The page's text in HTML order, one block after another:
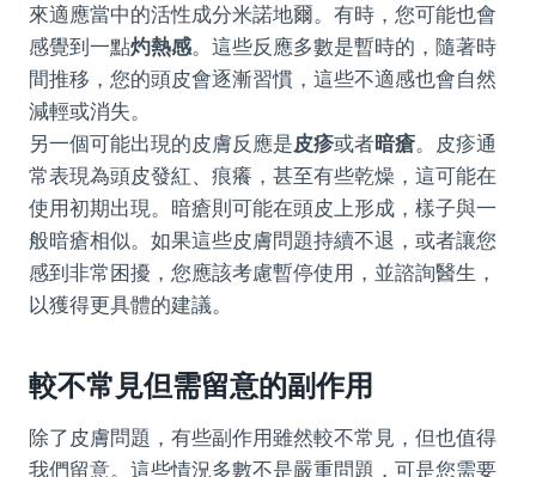
來適應當中的活性成分米諾地爾。有時，您可能也會
感覺到一點灼熱感。這些反應多數是暫時的，隨著時
間推移，您的頭皮會逐漸習慣，這些不適感也會自然
減輕或消失。
另一個可能出現的皮膚反應是皮疹或者暗瘡。皮疹通
常表現為頭皮發紅、痕癢，甚至有些乾燥，這可能在
使用初期出現。暗瘡則可能在頭皮上形成，樣子與一
般暗瘡相似。如果這些皮膚問題持續不退，或者讓您
感到非常困擾，您應該考慮暫停使用，並諮詢醫生，
以獲得更具體的建議。
較不常見但需留意的副作用
除了皮膚問題，有些副作用雖然較不常見，但也值得
我們留意。這些情況多數不是嚴重問題，可是您需要